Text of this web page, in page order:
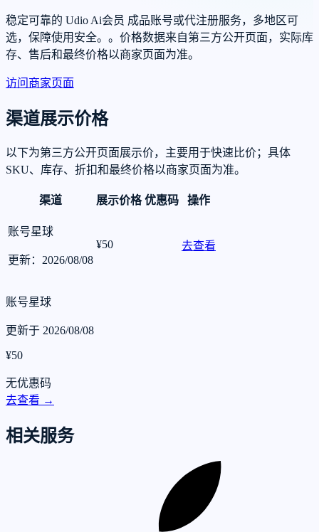
稳定可靠的 Udio Ai会员 成品账号或代注册服务，多地区可
选，保障使用安全。。价格数据来自第三方公开页面，实际库
存、售后和最终价格以商家页面为准。
访问商家页面
渠道展示价格
以下为第三方公开页面展示价，主要用于快速比价；具体
SKU、库存、折扣和最终价格以商家页面为准。
渠道 展示价格 优惠码 操作
账号星球
更新：2026/08/08
¥50 去查看
账号星球
更新于 2026/08/08
¥50
无优惠码
去查看 →
相关服务